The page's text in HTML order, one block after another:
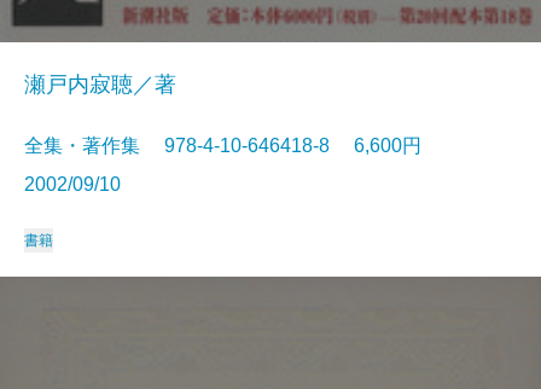
瀬戸内寂聴／著
全集・著作集 978-4-10-646418-8 6,600円
2002/09/10
書籍